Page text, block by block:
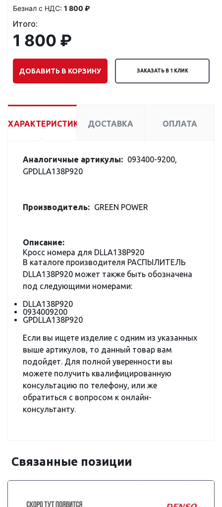
Безнал с НДС: 1 800 ₽
Итого:
1 800 ₽
ДОБАВИТЬ В КОРЗИНУ ЗАКАЗАТЬ В 1 КЛИК
ХАРАКТЕРИСТИКИ ДОСТАВКА ОПЛАТА
Аналогичные артикулы: 093400-9200,
GPDLLA138P920
Производитель: GREEN POWER
Описание:
Кросс номера для DLLA138P920
В каталоге производителя РАСПЫЛИТЕЛЬ
DLLA138P920 может также быть обозначена
под следующими номерами:
DLLA138P920
0934009200
GPDLLA138P920
Если вы ищете изделие с одним из указанных
выше артикулов, то данный товар вам
подойдет. Для полной уверенности вы
можете получить квалифицированную
консультацию по телефону, или же
обратиться с вопросом к онлайн-
консультанту.
Связанные позиции